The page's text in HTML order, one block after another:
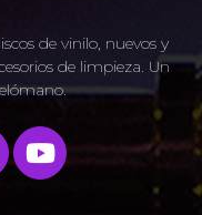
de vinilo, nuevos y
de limpieza. Un